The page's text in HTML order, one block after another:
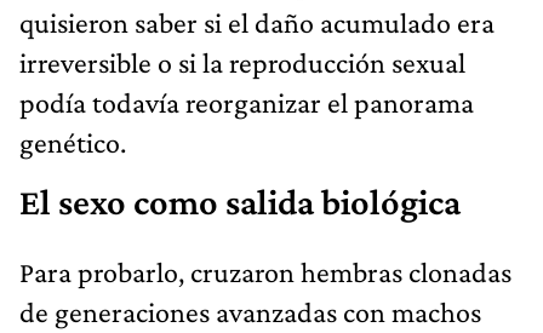
quisieron saber si el daño acumulado era
irreversible o si la reproducción sexual
podía todavía reorganizar el panorama
genético.
El sexo como salida biológica
Para probarlo, cruzaron hembras clonadas
de generaciones avanzadas con machos